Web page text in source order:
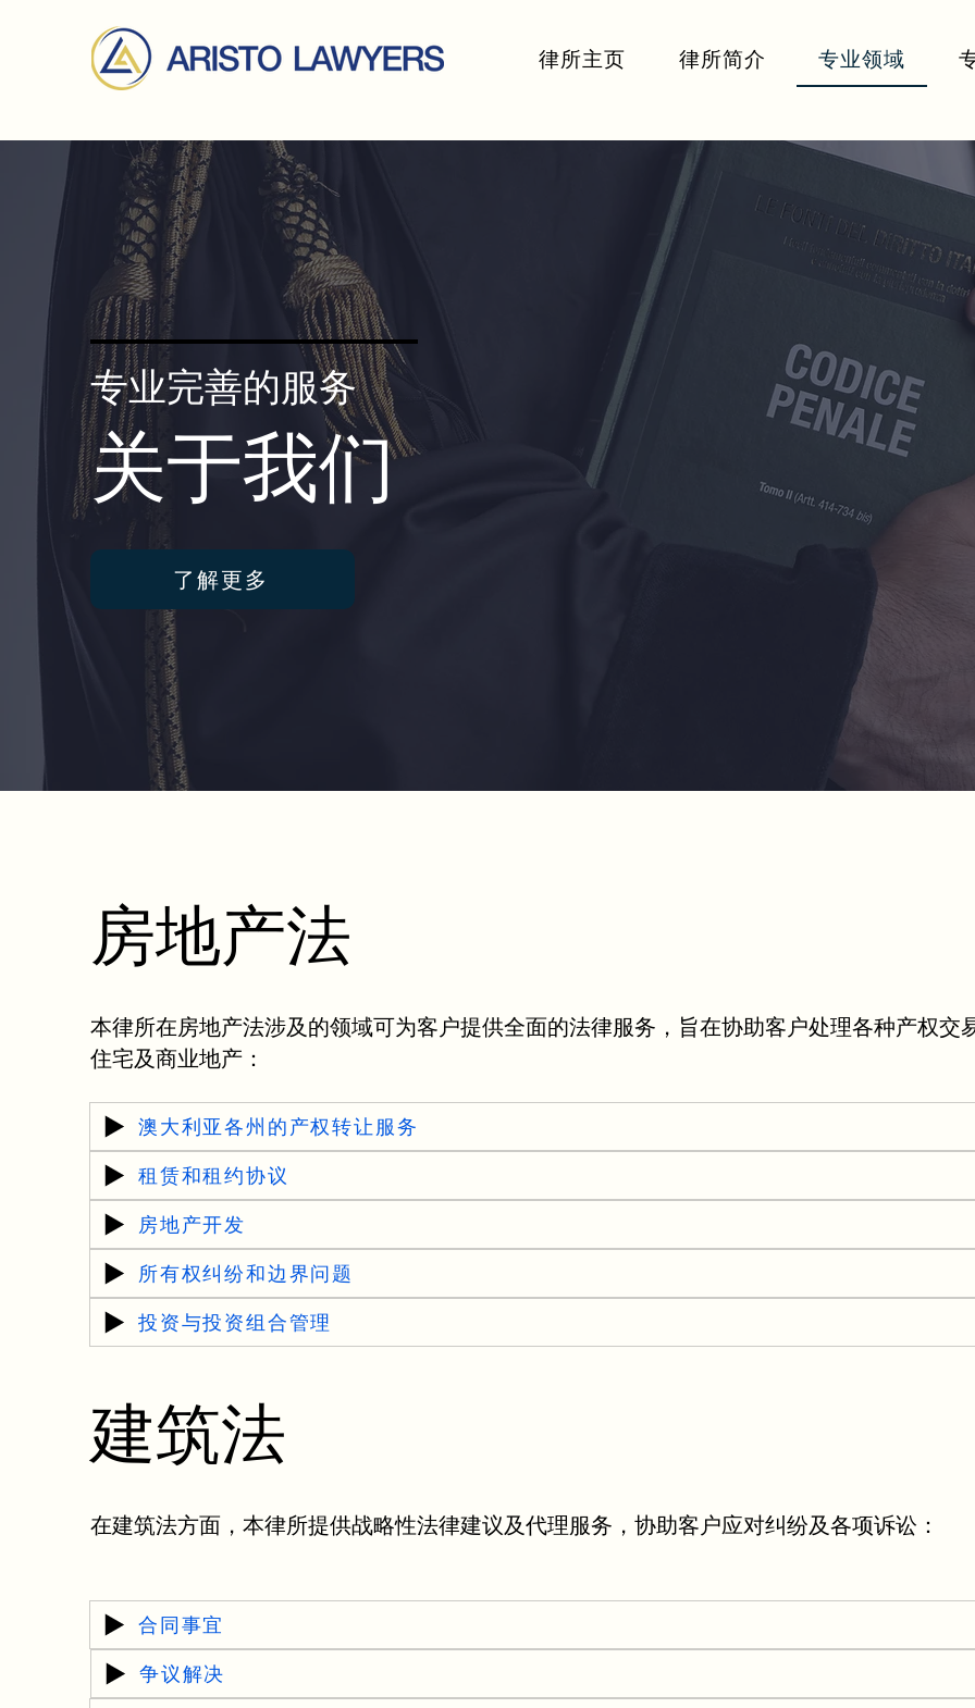
律所主页 律所简介 专业领域
专业完善的服务
关于我们
了解更多
房地产法
本律所在房地产法涉及的领域可为客户提供全面的法律服务，旨在协助客户处理各种产权交
住宅及商业地产：
澳大利亚各州的产权转让服务
租赁和租约协议
房地产开发
所有权纠纷和边界问题
投资与投资组合管理
建筑法
在建筑法方面，本律所提供战略性法律建议及代理服务，协助客户应对纠纷及各项诉讼：
合同事宜
争议解决